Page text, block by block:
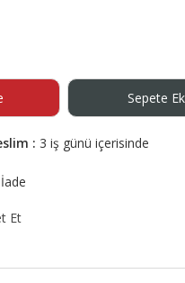
Sepete
: 3 iş günü içerisinde
Et